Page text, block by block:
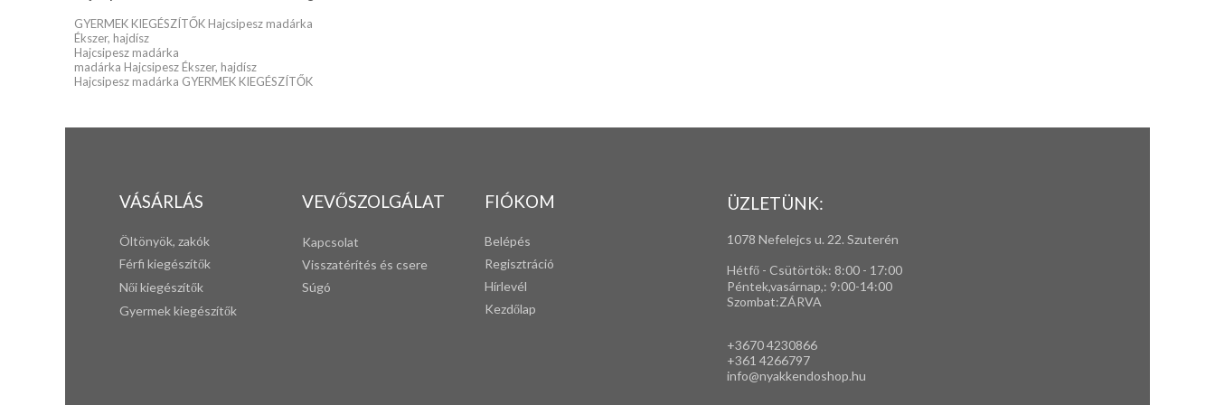
GYERMEK KIEGÉSZÍTŐK Hajcsipesz madárka
Ékszer, hajdísz
Hajcsipesz madárka
madárka Hajcsipesz Ékszer, hajdísz
Hajcsipesz madárka GYERMEK KIEGÉSZÍTŐK
VÁSÁRLÁS
Öltönyök, zakók
Férfi kiegészítők
Női kiegészítők
Gyermek kiegészítők
VEVŐSZOLGÁLAT
Kapcsolat
Visszatérítés és csere
Súgó
FIÓKOM
Belépés
Regisztráció
Hírlevél
Kezdőlap
ÜZLETÜNK:
1078 Nefelejcs u. 22. Szuterén
Hétfő - Csütörtök: 8:00 - 17:00
Péntek,vasárnap,: 9:00-14:00
Szombat:ZÁRVA
+3670 4230866
+361 4266797
info@nyakkendoshop.hu